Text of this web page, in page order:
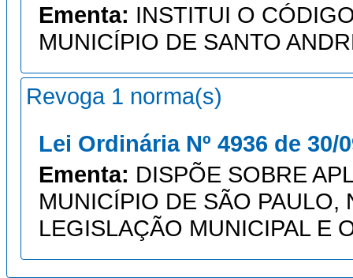
Ementa: INSTITUI O
MUNICÍPIO DE SANTO
Revoga 1 norma(s)
Lei Ordinária Nº 4936 de 30/
Ementa: DISPÕE SOBRE
MUNICÍPIO DE SÃO PAULO,
LEGISLAÇÃO MUNICIPAL E